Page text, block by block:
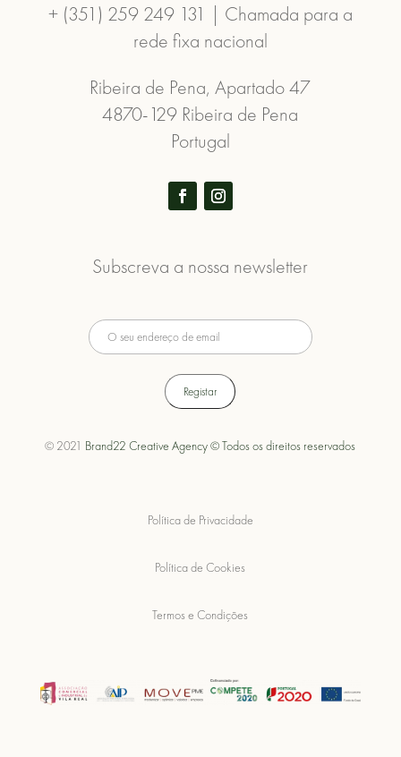
+ (351) 259 249 131 | Chamada para a
rede fixa nacional
Ribeira de Pena, Apartado 47
4870-129 Ribeira de Pena
Portugal
Subscreva a nossa newsletter
© 2021 Brand22 Creative Agency © Todos os direitos reservados
Política de Privacidade
Política de Cookies
Termos e Condições